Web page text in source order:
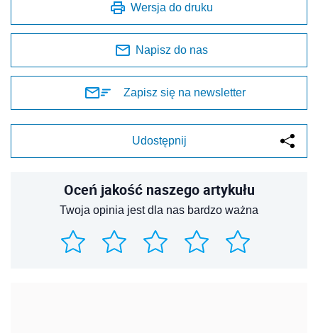
Wersja do druku
Napisz do nas
Zapisz się na newsletter
Udostępnij
Oceń jakość naszego artykułu
Twoja opinia jest dla nas bardzo ważna